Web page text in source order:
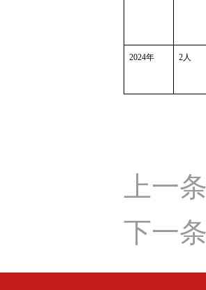
2024年 2人
上一
下一